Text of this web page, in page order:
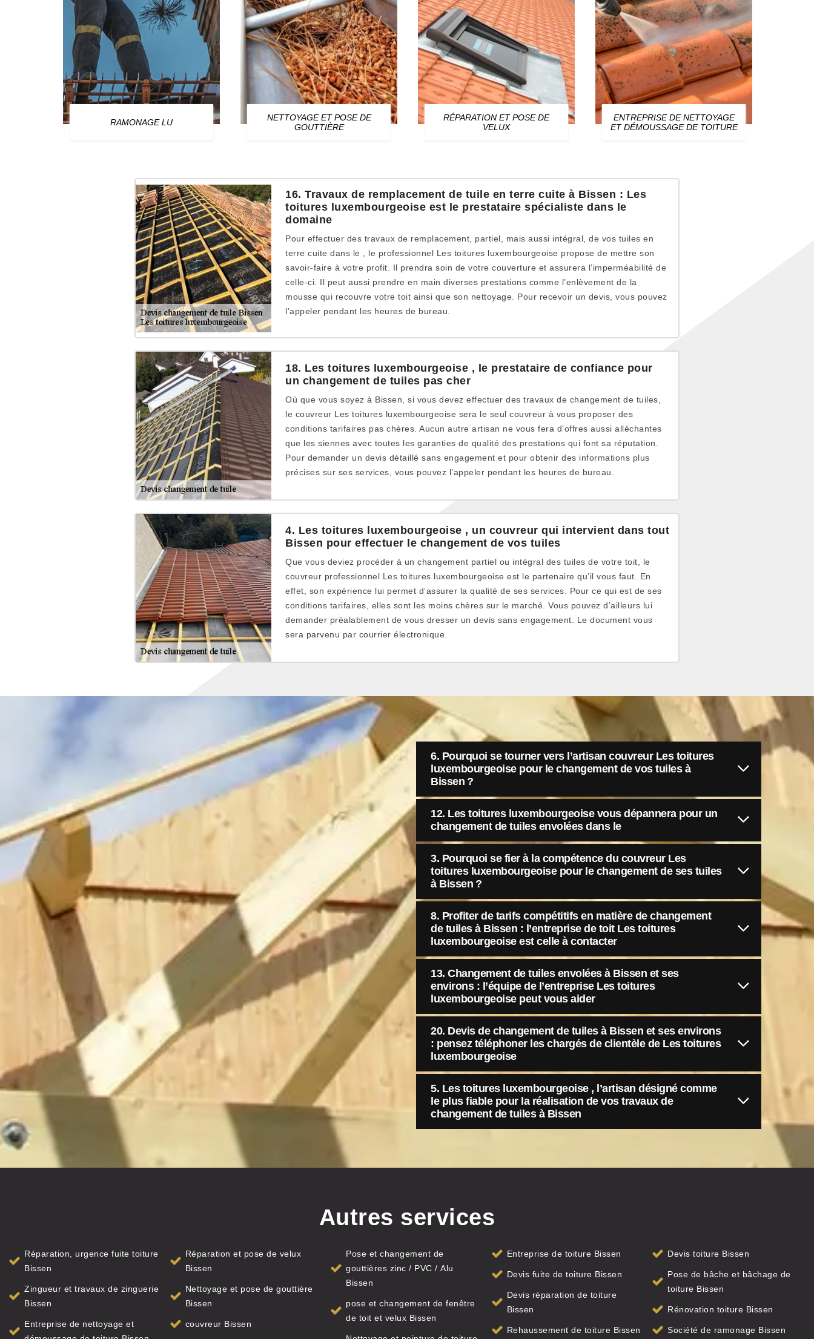
RAMONAGE LU
NETTOYAGE ET POSE DE
GOUTTIÈRE
RÉPARATION ET POSE DE
VELUX
ENTREPRISE DE NETTOYAGE
ET DÉMOUSSAGE DE TOITURE
16. Travaux de remplacement de tuile en terre cuite à Bissen : Les
toitures luxembourgeoise est le prestataire spécialiste dans le
domaine
Pour effectuer des travaux de remplacement, partiel, mais aussi intégral, de vos tuiles en
terre cuite dans le , le professionnel Les toitures luxembourgeoise propose de mettre son
savoir-faire à votre profit. Il prendra soin de votre couverture et assurera l’imperméabilité de
celle-ci. Il peut aussi prendre en main diverses prestations comme l’enlèvement de la
mousse qui recouvre votre toit ainsi que son nettoyage. Pour recevoir un devis, vous pouvez
l’appeler pendant les heures de bureau.
18. Les toitures luxembourgeoise , le prestataire de confiance pour
un changement de tuiles pas cher
Où que vous soyez à Bissen, si vous devez effectuer des travaux de changement de tuiles,
le couvreur Les toitures luxembourgeoise sera le seul couvreur à vous proposer des
conditions tarifaires pas chères. Aucun autre artisan ne vous fera d’offres aussi alléchantes
que les siennes avec toutes les garanties de qualité des prestations qui font sa réputation.
Pour demander un devis détaillé sans engagement et pour obtenir des informations plus
précises sur ses services, vous pouvez l’appeler pendant les heures de bureau.
4. Les toitures luxembourgeoise , un couvreur qui intervient dans tout
Bissen pour effectuer le changement de vos tuiles
Que vous deviez procéder à un changement partiel ou intégral des tuiles de votre toit, le
couvreur professionnel Les toitures luxembourgeoise est le partenaire qu’il vous faut. En
effet, son expérience lui permet d’assurer la qualité de ses services. Pour ce qui est de ses
conditions tarifaires, elles sont les moins chères sur le marché. Vous pouvez d’ailleurs lui
demander préalablement de vous dresser un devis sans engagement. Le document vous
sera parvenu par courrier électronique.
6. Pourquoi se tourner vers l’artisan couvreur Les toitures
luxembourgeoise pour le changement de vos tuiles à
Bissen ?
12. Les toitures luxembourgeoise vous dépannera pour un
changement de tuiles envolées dans le
3. Pourquoi se fier à la compétence du couvreur Les
toitures luxembourgeoise pour le changement de ses tuiles
à Bissen ?
8. Profiter de tarifs compétitifs en matière de changement
de tuiles à Bissen : l’entreprise de toit Les toitures
luxembourgeoise est celle à contacter
13. Changement de tuiles envolées à Bissen et ses
environs : l’équipe de l’entreprise Les toitures
luxembourgeoise peut vous aider
20. Devis de changement de tuiles à Bissen et ses environs
: pensez téléphoner les chargés de clientèle de Les toitures
luxembourgeoise
5. Les toitures luxembourgeoise , l’artisan désigné comme
le plus fiable pour la réalisation de vos travaux de
changement de tuiles à Bissen
Autres services
Réparation, urgence fuite toiture
Bissen
Zingueur et travaux de zinguerie
Bissen
Entreprise de nettoyage et
Réparation et pose de velux
Bissen
Nettoyage et pose de gouttière
Bissen
couvreur Bissen
Pose et changement de
gouttières zinc / PVC / Alu
Bissen
pose et changement de fenêtre
de toit et velux Bissen
Entreprise de toiture Bissen
Devis fuite de toiture Bissen
Devis réparation de toiture
Bissen
Rehaussement de toiture Bissen
Devis toiture Bissen
Pose de bâche et bâchage de
toiture Bissen
Rénovation toiture Bissen
Société de ramonage Bissen